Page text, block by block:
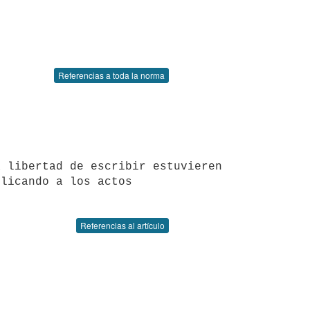
Referencias a toda la norma
a los actos
Referencias al artículo